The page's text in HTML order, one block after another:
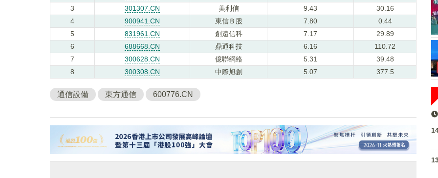
3
301307.CN 美利信 9.43
30.16
4
900941.CN 東信Ｂ股 7.80
0.44
5
831961.CN 創遠信科 7.17
29.89
6
688668.CN 鼎通科技 6.16
110.72
7
300628.CN 億聯網絡 5.31
39.48
8
300308.CN 中際旭創 5.07 377.5
通信設備 東方通信 600776.CN